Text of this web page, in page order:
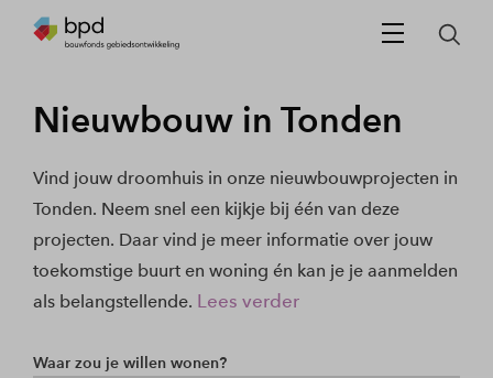
Nieuwbouw in Tonden
Vind jouw droomhuis in onze nieuwbouwprojecten in
Tonden. Neem snel een kijkje bij één van deze
projecten. Daar vind je meer informatie over jouw
toekomstige buurt en woning én kan je je aanmelden
als belangstellende. Lees verder
Waar zou je willen wonen?